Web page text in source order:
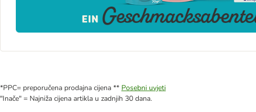
*PPC= preporučena prodajna cijena ** Posebni uvjeti
"Inače" = Najniža cijena artikla u zadnjih 30 dana.